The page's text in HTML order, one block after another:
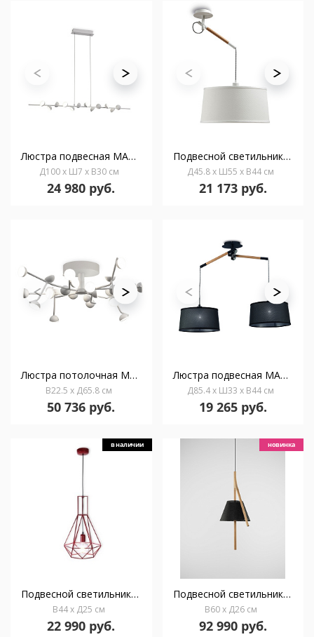
Люстра подвесная MANTRA ADN 6262
Д100 x Ш7 x В30 см
24 980 руб.
Подвесной светильник MANTRA NORDICA 4928
Д45.8 x Ш55 x В44 см
21 173 руб.
Люстра потолочная MANTRA ADN 6416
В22.5 x Д65.8 см
50 736 руб.
Люстра подвесная MANTRA NORDICA 4931
Д85.4 x Ш33 x В44 см
19 265 руб.
в наличии
Подвесной светильник Cool
В44 x Д25 см
22 990 руб.
новинка
Подвесной светильник Cambo СМ304 черный
В60 x Д26 см
92 990 руб.